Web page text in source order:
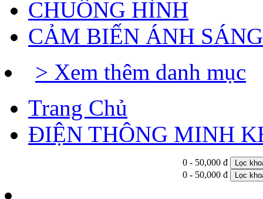
CHUÔNG HÌNH
CẢM BIẾN ÁNH SÁNG
> Xem thêm danh mục
Trang Chủ
ĐIỆN THÔNG MINH
0 - 50,000 đ Lọc
0 - 50,000 đ Lọc